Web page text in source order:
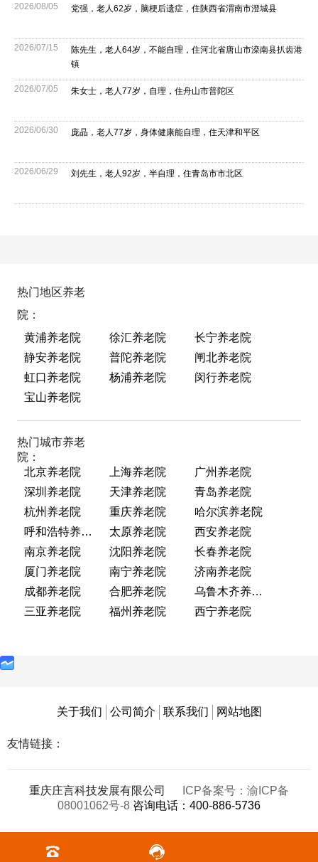
2026/08/05 党强，老人62岁，脑梗后遗症，住陕西省渭南市澄城县
2026/07/15
陈先生，老人64岁，不能自理，住河北省唐山市滦南县扒齿港
镇
2026/07/05 朱女士，老人77岁，自理，住舟山市普陀区
2026/06/30 庞晶，老人77岁，身体健康能自理，住天津和平区
2026/06/29 刘先生，老人92岁，半自理，住青岛市市北区
热门地区养老
院：
黄浦养老院
徐汇养老院
长宁养老院
静安养老院
普陀养老院
闸北养老院
虹口养老院
杨浦养老院
闵行养老院
宝山养老院
热门城市养老
院：
北京养老院
上海养老院
广州养老院
深圳养老院
天津养老院
青岛养老院
杭州养老院
重庆养老院
哈尔滨养老院
呼和浩特养老院
太原养老院
西安养老院
南京养老院
沈阳养老院
长春养老院
厦门养老院
南宁养老院
济南养老院
成都养老院
合肥养老院
乌鲁木齐养老院
三亚养老院
福州养老院 西宁养老院
关于我们 公司简介 联系我们 网站地图
友情链接：
重庆庄言科技发展有限公司
ICP备案号：渝ICP备
08001062号-8 咨询电话：400-886-5736